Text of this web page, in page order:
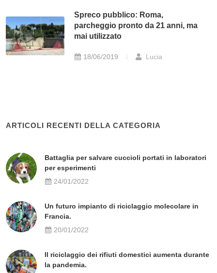
Spreco pubblico: Roma,
parcheggio pronto da 21 anni, ma
mai utilizzato
18/06/2019 Lucia
ARTICOLI RECENTI DELLA CATEGORIA
Battaglia per salvare cuccioli portati in laboratori
per esperimenti
24/01/2022
Un futuro impianto di riciclaggio molecolare in
Francia.
20/01/2022
Il riciclaggio dei rifiuti domestici aumenta durante
la pandemia.